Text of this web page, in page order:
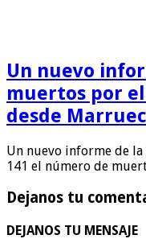
Un nuevo
muertos por
desde
Un nuevo informe de la
141 el número de
Dejanos tu
DEJANOS TU MENSAJE